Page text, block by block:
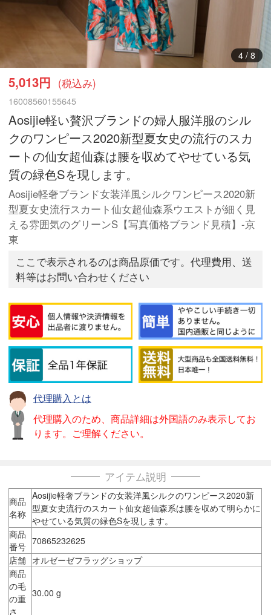
4/ 8
5,013円 (税込み)
16008560155645
Aosijie軽い贅沢ブランドの婦人服洋服のシル
クのワンピース2020新型夏女史の流行のスカ
ートの仙女超仙森は腰を収めてやせている気
質の緑色Sを現します。
Aosijie軽奢ブランド女装洋風シルクワンピース2020新
型夏女史流行スカート仙女超仙森系ウエストが細く見
える雰囲気のグリーンS【写真価格ブランド見積】-京
東
ここで表示されるのは商品原価です。代理費用、送
料等はお問い合わせください
代理購入とは
代理購入のため、商品詳細は外国語のみ表示してお
ります。ご理解ください。
アイテム説明
商品
名称
Aosijie軽奢ブランドの女装洋風シルクのワンピース2020新
型夏女史流行のスカート仙女超仙森系は腰を収めて明らかに
やせている気質の緑色Sを現します。
商品
番号 70865232625
店舗 オルゼーゼフラッグショップ
商品
の毛
の重
さ
30.00 g